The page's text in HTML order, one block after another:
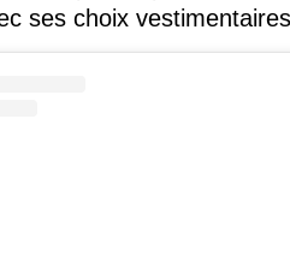
ses choix